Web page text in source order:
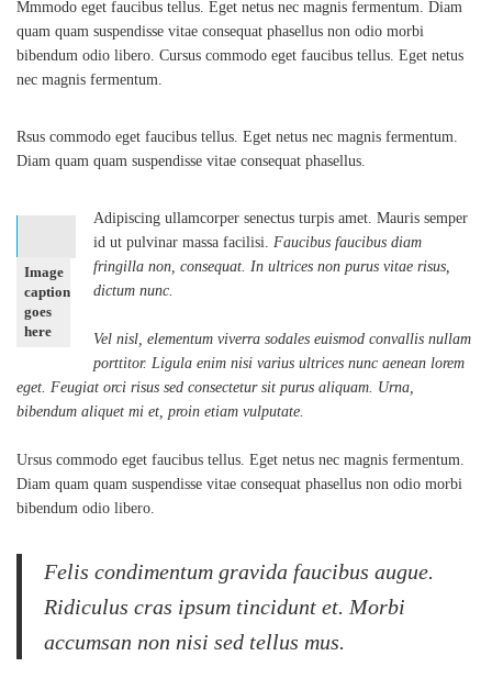
Mmmodo eget faucibus tellus. Eget netus nec magnis fermentum. Diam
quam quam suspendisse vitae consequat phasellus non odio morbi
bibendum odio libero. Cursus commodo eget faucibus tellus. Eget netus
nec magnis fermentum.
Rsus commodo eget faucibus tellus. Eget netus nec magnis fermentum.
Diam quam quam suspendisse vitae consequat phasellus.
Image
caption
goes
here
Adipiscing ullamcorper senectus turpis amet. Mauris semper
id ut pulvinar massa facilisi. Faucibus faucibus diam
fringilla non, consequat. In ultrices non purus vitae risus,
dictum nunc.
Vel nisl, elementum viverra sodales euismod convallis nullam
porttitor. Ligula enim nisi varius ultrices nunc aenean lorem
eget. Feugiat orci risus sed consectetur sit purus aliquam. Urna,
bibendum aliquet mi et, proin etiam vulputate.
Ursus commodo eget faucibus tellus. Eget netus nec magnis fermentum.
Diam quam quam suspendisse vitae consequat phasellus non odio morbi
bibendum odio libero.
Felis condimentum gravida faucibus augue.
Ridiculus cras ipsum tincidunt et. Morbi
accumsan non nisi sed tellus mus.